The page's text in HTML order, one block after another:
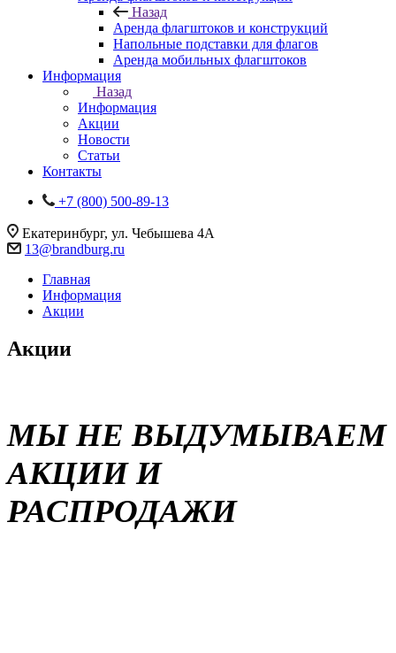
Назад
Аренда флагштоков и конструкций
Напольные подставки для флагов
Аренда мобильных флагштоков
Информация
Назад
Информация
Акции
Новости
Статьи
Контакты
+7 (800) 500-89-13
Екатеринбург, ул. Чебышева 4А
13@brandburg.ru
Главная
Информация
Акции
Акции
МЫ НЕ ВЫДУМЫВАЕМ
АКЦИИ И
РАСПРОДАЖИ